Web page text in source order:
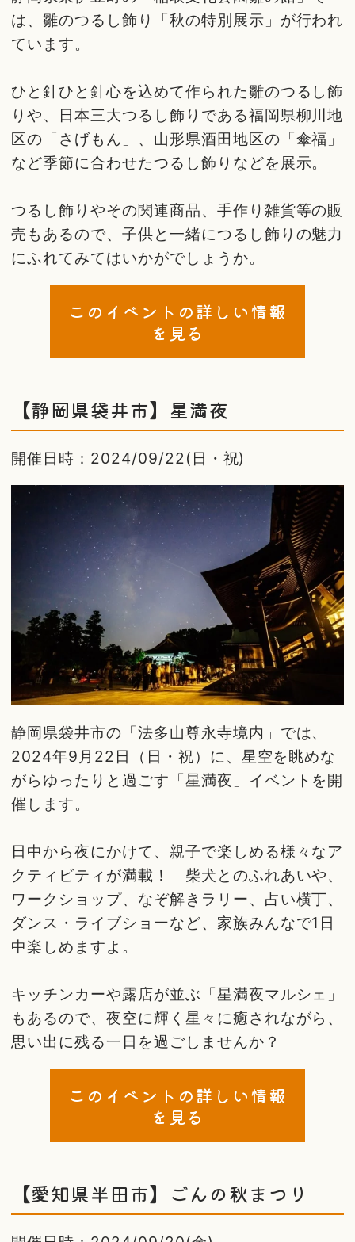
は、雛のつるし飾り「秋の特別展示」が行われ
ています。
ひと針ひと針心を込めて作られた雛のつるし飾
りや、日本三大つるし飾りである福岡県柳川地
区の「さげもん」、山形県酒田地区の「傘福」
など季節に合わせたつるし飾りなどを展示。
つるし飾りやその関連商品、手作り雑貨等の販
売もあるので、子供と一緒につるし飾りの魅力
にふれてみてはいかがでしょうか。
このイベントの詳しい情報
を見る
【静岡県袋井市】星満夜
開催日時：2024/09/22(日・祝)
静岡県袋井市の「法多山尊永寺境内」では、
2024年9月22日（日・祝）に、星空を眺めな
がらゆったりと過ごす「星満夜」イベントを開
催します。
日中から夜にかけて、親子で楽しめる様々なア
クティビティが満載！ 柴犬とのふれあいや、
ワークショップ、なぞ解きラリー、占い横丁、
ダンス・ライブショーなど、家族みんなで1日
中楽しめますよ。
キッチンカーや露店が並ぶ「星満夜マルシェ」
もあるので、夜空に輝く星々に癒されながら、
思い出に残る一日を過ごしませんか？
このイベントの詳しい情報
を見る
【愛知県半田市】ごんの秋まつり